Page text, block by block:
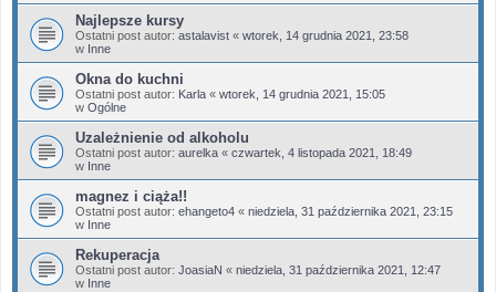
Najlepsze kursy
Ostatni post autor: astalavist « wtorek, 14 grudnia 2021, 23:58
w Inne
Okna do kuchni
Ostatni post autor: Karla « wtorek, 14 grudnia 2021, 15:05
w Ogólne
Uzależnienie od alkoholu
Ostatni post autor: aurelka « czwartek, 4 listopada 2021, 18:49
w Inne
magnez i ciąża!!
Ostatni post autor: ehangeto4 « niedziela, 31 października 2021, 23:15
w Inne
Rekuperacja
Ostatni post autor: JoasiaN « niedziela, 31 października 2021, 12:47
w Inne